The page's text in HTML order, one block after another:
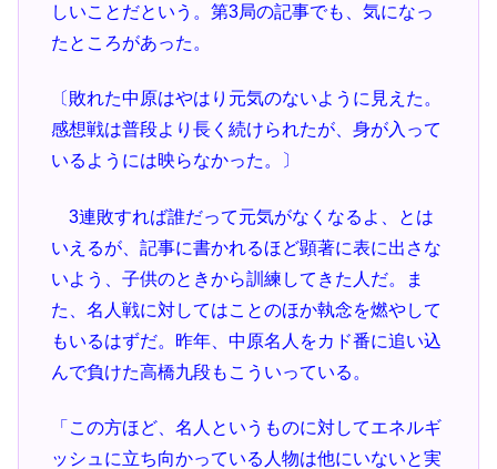
しいことだという。第3局の記事でも、気になっ
たところがあった。
〔敗れた中原はやはり元気のないように見えた。
感想戦は普段より長く続けられたが、身が入って
いるようには映らなかった。〕
3連敗すれば誰だって元気がなくなるよ、とは
いえるが、記事に書かれるほど顕著に表に出さな
いよう、子供のときから訓練してきた人だ。ま
た、名人戦に対してはことのほか執念を燃やして
もいるはずだ。昨年、中原名人をカド番に追い込
んで負けた高橋九段もこういっている。
「この方ほど、名人というものに対してエネルギ
ッシュに立ち向かっている人物は他にいないと実